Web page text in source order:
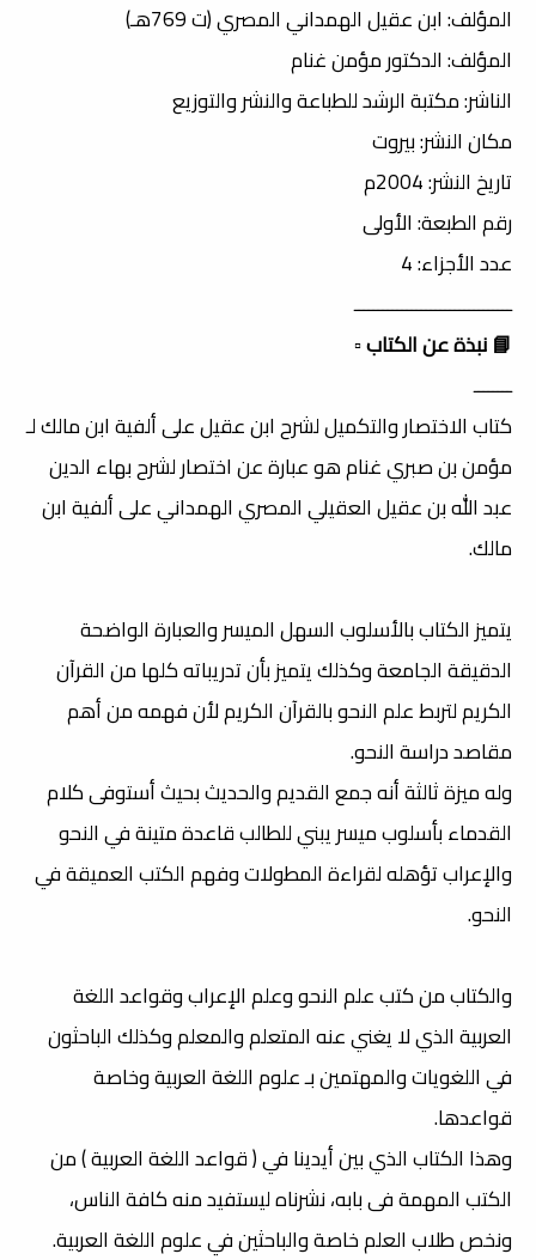
المؤلف: ابن عقيل الهمداني المصري (ت 769هـ)
المؤلف: الدكتور مؤمن غنام
الناشر: مكتبة الرشد للطباعة والنشر والتوزيع
مكان النشر: بيروت
تاريخ النشر: 2004م
رقم الطبعة: الأولى
عدد الأجزاء: 4
ـــــــــــــــــــــــــــــــــ
📘 نبذة عن الكتاب▫️
ــــــــ
كتاب الاختصار والتكميل لشرح ابن عقيل على ألفية ابن مالك لـ
مؤمن بن صبري غنام هو عبارة عن اختصار لشرح بهاء الدين
عبد الله بن عقيل العقيلي المصري الهمداني على ألفية ابن
مالك.
يتميز الكتاب بالأسلوب السهل الميسر والعبارة الواضحة
الدقيقة الجامعة وكذلك يتميز بأن تدريباته كلها من القرآن
الكريم لتربط علم النحو بالقرآن الكريم لأن فهمه من أهم
مقاصد دراسة النحو.
وله ميزة ثالثة أنه جمع القديم والحديث بحيث أستوفى كلام
القدماء بأسلوب ميسر يبني للطالب قاعدة متينة في النحو
والإعراب تؤهله لقراءة المطولات وفهم الكتب العميقة في
النحو.
والكتاب من كتب علم النحو وعلم الإعراب وقواعد اللغة
العربية الذي لا يغني عنه المتعلم والمعلم وكذلك الباحثون
في اللغويات والمهتمين بـ علوم اللغة العربية وخاصة
قواعدها.
وهذا الكتاب الذي بين أيدينا في ( قواعد اللغة العربية ) من
الكتب المهمة فى بابه، نشرناه ليستفيد منه كافة الناس،
ونخص طلاب العلم خاصة والباحثين في علوم اللغة العربية.